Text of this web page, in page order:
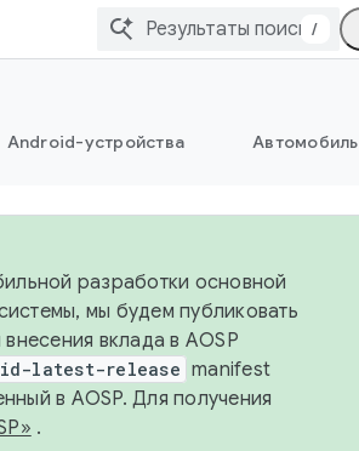
/
Android-устройства
разработки основной
мы будем публиковать
вклада в AOSP
latest-release manifest
в AOSP. Для получения
.